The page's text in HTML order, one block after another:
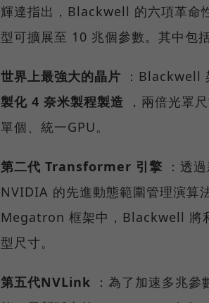
輝達指出，Blackwell 的六項革命
型可擴展至 10 兆個參數。其中包括
世界上最強大的晶片 ：Blackwell
製化 4 奈米製程製造 ，兩倍光罩
單個、統一GPU。
第二代 Transformer 引擎 ：透
NVIDIA 的先進動態範圍管理演
Megatron 框架中，Blackwell 將
型尺寸。
第五代NVLink ：為了加速多兆